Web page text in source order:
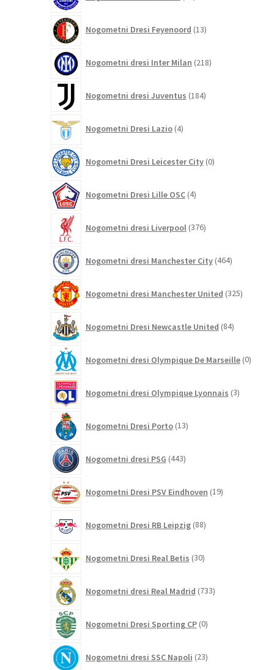
Nogometni Dresi Feyenoord 13izdelkov
Nogometni dresi Inter Milan 218izdelkov
Nogometni dresi Juventus 184izdelkov
Nogometni Dresi Lazio 4izdelki
Nogometni Dresi Leicester City 0izdelkov
Nogometni Dresi Lille OSC 4izdelki
Nogometni dresi Liverpool 376izdelkov
Nogometni dresi Manchester City 464izdelkov
Nogometni dresi Manchester United 325izdelkov
Nogometni Dresi Newcastle United 84izdelkov
Nogometni dresi Olympique De Marseille 0
Nogometni dresi Olympique Lyonnais 3izdelki
Nogometni Dresi Porto 13izdelkov
Nogometni dresi PSG 443izdelkov
Nogometni Dresi PSV Eindhoven 19izdelkov
Nogometni Dresi RB Leipzig 88izdelkov
Nogometni Dresi Real Betis 30izdelkov
Nogometni dresi Real Madrid 733izdelkov
Nogometni Dresi Sporting CP 0izdelkov
Nogometni dresi SSC Napoli 23izdelkov